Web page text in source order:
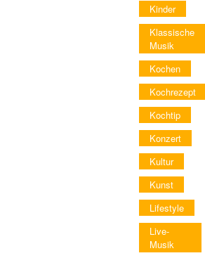
Ever Artist
Kinder
Klassische
Musik
Kochen
Kochrezept
Kochtip
Konzert
Kultur
Kunst
Lifestyle
Live-
Musik